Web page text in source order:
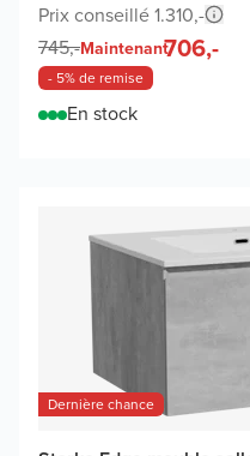
Prix conseillé 1.310,-
745,-Maintenant706,-
- 5% de remise
En stock
Dernière chance